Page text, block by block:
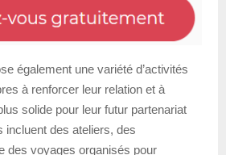
également une variété d’activités
à renforcer leur relation et à
solide pour leur futur partenariat
incluent des ateliers, des
des voyages organisés pour